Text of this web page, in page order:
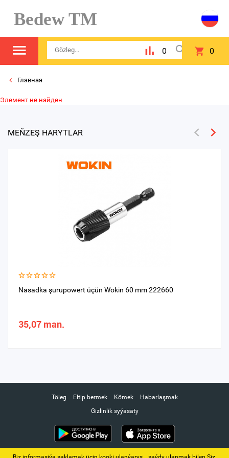
Bedew TM
0 0
Главная
Элемент не найден
MEŇZEŞ HARYTLAR
Nasadka şurupowert üçün Wokin 60 mm 222660
35,07 man.
Töleg Eltip bermek Kömek
Habarlaşmak
Gizlinlik syýasaty